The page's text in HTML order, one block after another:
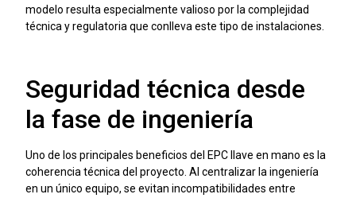
modelo resulta especialmente valioso por la complejidad
técnica y regulatoria que conlleva este tipo de instalaciones.
Seguridad técnica desde
la fase de ingeniería
Uno de los principales beneficios del EPC llave en mano es la
coherencia técnica del proyecto. Al centralizar la ingeniería
en un único equipo, se evitan incompatibilidades entre